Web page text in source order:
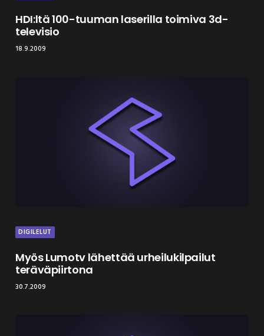
HDI:ltä 100-tuuman laserilla toimiva 3d-
televisio
18.9.2009
DIGILELUT
Myös Lumotv lähettää urheilukilpailut
teräväpiirtona
30.7.2009